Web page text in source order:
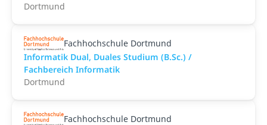
Dortmund
Fachhochschule Dortmund
Informatik Dual, Duales Studium (B.Sc.) /
Fachbereich Informatik
Dortmund
Fachhochschule Dortmund